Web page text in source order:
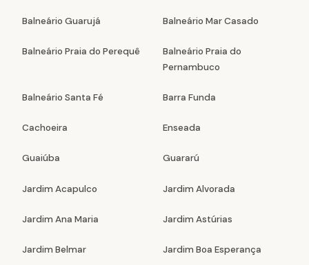
Balneário Guarujá Balneário Mar Casado
Balneário Praia do Perequê
Balneário Praia do
Pernambuco
Balneário Santa Fé Barra Funda
Cachoeira Enseada
Guaiúba Guararú
Jardim Acapulco Jardim Alvorada
Jardim Ana Maria Jardim Astúrias
Jardim Belmar Jardim Boa Esperança